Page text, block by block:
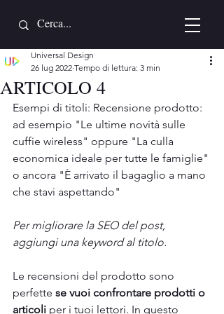
ARTICOLO 4
Universal Design
26 lug 2022 Tempo di lettura: 3 min
Esempi di titoli: Recensione prodotto:
ad esempio "Le ultime novità sulle
cuffie wireless" oppure "La culla
economica ideale per tutte le famiglie"
o ancora "È arrivato il bagaglio a mano
che stavi aspettando"
Per migliorare la SEO del post,
aggiungi una keyword al titolo.
Le recensioni del prodotto sono
perfette se vuoi confrontare prodotti o
articoli per i tuoi lettori. In questo